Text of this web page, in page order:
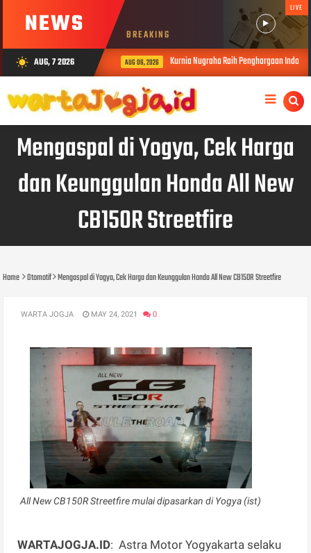
NEWS BREAKING
LIVE
wb_sunny AUG, 7 2026 AUG 06, 2026 Kurnia Nugraha Raih Penghargaan
Mengaspal di Yogya, Cek Harga
dan Keunggulan Honda All New
CB150R Streetfire
Home Otomotif Mengaspal di Yogya, Cek Harga dan Keunggulan Honda All New CB150R Streetfire
WARTA JOGJA MAY 24, 2021 0
All New CB150R Streetfire mulai dipasarkan di Yogya (ist)
WARTAJOGJA.ID: Astra Motor Yogyakarta selaku